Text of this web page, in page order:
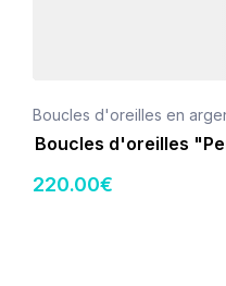
Boucles d'oreilles en
Boucles d'oreilles
220.00€